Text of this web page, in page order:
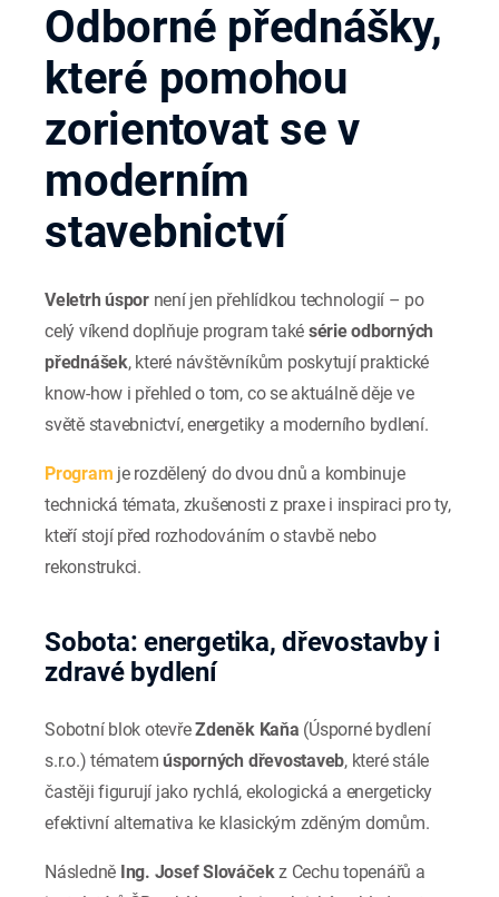
Odborné přednášky,
které pomohou
zorientovat se v
moderním
stavebnictví
Veletrh úspornení jen přehlídkou technologií – po
celý víkend doplňuje program také série odborných
přednášek, které návštěvníkům poskytují praktické
know-how i přehled o tom, co se aktuálně děje ve
světě stavebnictví, energetiky a moderního bydlení.
Program je rozdělený do dvou dnů a kombinuje
technická témata, zkušenosti z praxe i inspiraci pro ty,
kteří stojí před rozhodováním o stavbě nebo
rekonstrukci.
Sobota: energetika, dřevostavby i
zdravé bydlení
Sobotní blok otevřeZdeněk Kaňa (Úsporné bydlení
s.r.o.) tématemúsporných dřevostaveb, které stále
častěji figurují jako rychlá, ekologická a energeticky
efektivní alternativa ke klasickým zděným domům.
Následně Ing. Josef Slováčekz Cechu topenářů a